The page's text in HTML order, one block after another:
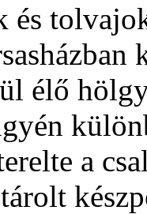
és
élő
a